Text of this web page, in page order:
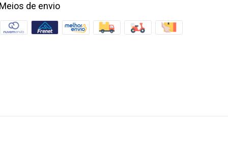
Meios de envio